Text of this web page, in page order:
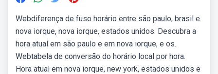
Webdiferença de fuso horário entre são paulo, brasil e
nova iorque, nova iorque, estados unidos. Descubra a
hora atual em são paulo e em nova iorque, e os.
Webtabela de conversão do horário local por hora.
Hora atual em nova iorque, new york, estados unidos e